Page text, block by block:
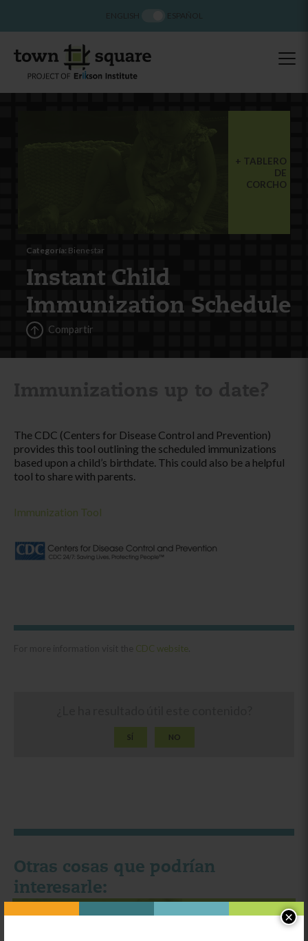
×
TABLERO
DE
CORCHO
Categoría: Bienestar
Instant Child
Immunization Schedule
Compartir
The CDC (Centers for Disease Control and Prevention)
provides this tool outlining the scheduled immunizations
based upon a child’s birthdate. This could also be a helpful
tool to share with parents.
Immunization Tool
CDC website
SÍ NO
Otras cosas que podrían
interesarle: